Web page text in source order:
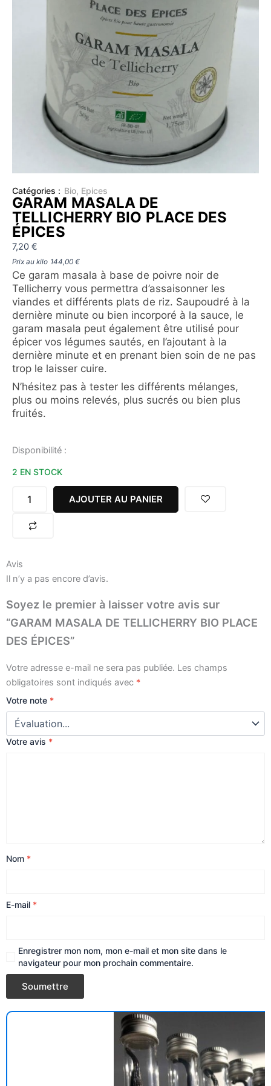
Catégories : Bio, Epices
GARAM MASALA DE
TELLICHERRY BIO PLACE DES
ÉPICES
7,20 €
Prix au kilo 144,00 €
Ce garam masala à base de poivre noir de
Tellicherry vous permettra d’assaisonner les
viandes et différents plats de riz. Saupoudré à la
dernière minute ou bien incorporé à la sauce, le
garam masala peut également être utilisé pour
épicer vos légumes sautés, en l’ajoutant à la
dernière minute et en prenant bien soin de ne pas
trop le laisser cuire.
N’hésitez pas à tester les différents mélanges,
plus ou moins relevés, plus sucrés ou bien plus
fruités.
Disponibilité :
2 EN STOCK
quantité
GARAM
TELLICHERRY
PLACE
AJOUTER AU PANIER
Avis
Il n’y a pas encore d’avis.
Soyez le premier à laisser votre avis sur
“GARAM MASALA DE TELLICHERRY BIO PLACE
DES ÉPICES”
Votre adresse e-mail ne sera pas publiée. Les champs
obligatoires sont indiqués avec *
Votre note *
Votre avis *
Nom *
E-mail *
Enregistrer mon nom, mon e-mail et mon site dans le
navigateur pour mon prochain commentaire.